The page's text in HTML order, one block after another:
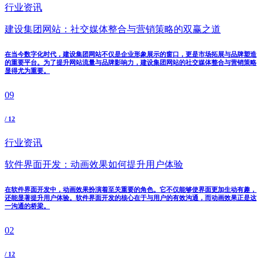
行业资讯
建设集团网站：社交媒体整合与营销策略的双赢之道
在当今数字化时代，建设集团网站不仅是企业形象展示的窗口，更是市场拓展与品牌塑造
的重要平台。为了提升网站流量与品牌影响力，建设集团网站的社交媒体整合与营销策略
显得尤为重要。
09
/ 12
行业资讯
软件界面开发：动画效果如何提升用户体验
在软件界面开发中，动画效果扮演着至关重要的角色。它不仅能够使界面更加生动有趣，
还能显著提升用户体验。软件界面开发的核心在于与用户的有效沟通，而动画效果正是这
一沟通的桥梁。
02
/ 12